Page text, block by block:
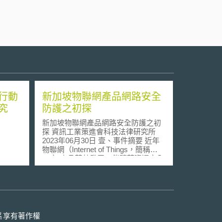
動
新加坡物聯網產品網路安全
防護之初探
新加坡物聯網產品網路安全防護之初
探 資訊工業策進會科技法律研究所
2023年06月30日 壹、事件摘要 近年
物聯網（Internet of Things，簡稱
IoT）產品蓬勃發展，伴隨著資通安全
之威脅卻也日益加增，新加坡為此陸
享有著作權